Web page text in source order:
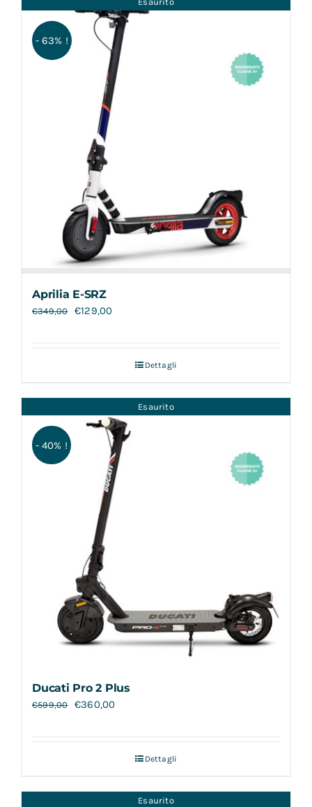
- 63% !
Aprilia E-SRZ
€349,00 €129,00
Dettagli
Esaurito
- 40% !
Ducati Pro 2 Plus
€599,00 €360,00
Dettagli
Esaurito